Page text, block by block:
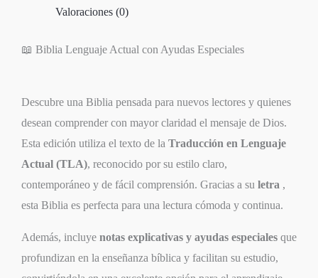
Valoraciones (0)
📖 Biblia Lenguaje Actual con Ayudas Especiales
Descubre una Biblia pensada para nuevos lectores y quienes
desean comprender con mayor claridad el mensaje de Dios.
Esta edición utiliza el texto de la Traducción en Lenguaje
Actual (TLA), reconocido por su estilo claro,
contemporáneo y de fácil comprensión. Gracias a su letra ,
esta Biblia es perfecta para una lectura cómoda y continua.
Además, incluye notas explicativas y ayudas especiales que
profundizan en la enseñanza bíblica y facilitan su estudio,